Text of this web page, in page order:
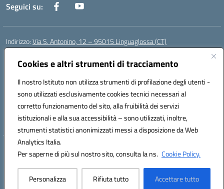
Cookies e altri strumenti di tracciamento
Il nostro Istituto non utilizza strumenti di profilazione degli utenti -
sono utilizzati esclusivamente cookies tecnici necessari al
corretto funzionamento del sito, alla fruibilità dei servizi
istituzionali e alla sua accessibilità – sono utilizzati, inoltre,
strumenti statistici anonimizzati messi a disposizione da Web
Analytics Italia.
Per saperne di più sul nostro sito, consulta la ns. Cookie Policy.
Personalizza Rifiuta tutto Accettare tutto
Seguici su:
Indirizzo:Via S. Antonino, 12 – 95015 Linguaglossa (CT)
Centralino:
Posta elettronica certificata (PEC):ctic83200r@pec.istruzione.it
Codice fiscale: 83002470876
Codice meccanografico:CTIC83200R
Codice Indice delle Pubbliche Amministrazioni (IPA): istsc_CTIC83200R
Codice unico di fatturazione (CUF): UF7TEB
Hosting & Powered by 3D Solution S.r.l.
Concept & Design by Designers Italia